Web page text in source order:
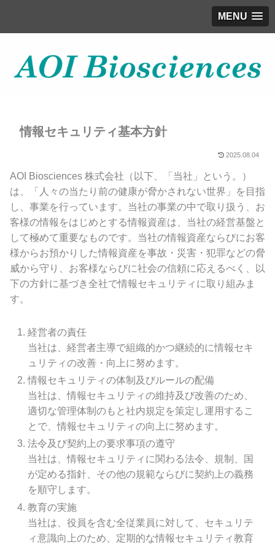
MENU
情報セキュリティ基本方針
2025.08.04
AOI Biosciences 株式会社（以下、「当社」という。）
は、「人々の当たり前の健康が脅かされない世界」を目指
し、事業を行っています。当社の事業の中で取り扱う、お
客様の情報をはじめとする情報資産は、当社の経営基盤と
して極めて重要なものです。当社の情報資産ならびにお客
様からお預かりした情報資産を事故・災害・犯罪などの脅
威から守り、お客様ならびに社会の信頼に応えるべく、以
下の方針に基づき全社で情報セキュリティに取り組みま
す。
経営者の責任
当社は、経営者主導で組織的かつ継続的に情報セキ
ュリティの改善・向上に努めます。
情報セキュリティの体制及びルールの配備
当社は、情報セキュリティの維持及び改善のため、
適切な管理体制のもと社内規定を策定し運用するこ
とで、情報セキュリティの向上に努めます。
法令及び契約上の要求事項の遵守
当社は、情報セキュリティに関わる法令、規制、国
が定める指針、その他の規範ならびに契約上の義務
を順守します。
教育の実施
当社は、役員を含む全従業員に対して、セキュリテ
ィ意識向上のため、定期的な情報セキュリティ教育